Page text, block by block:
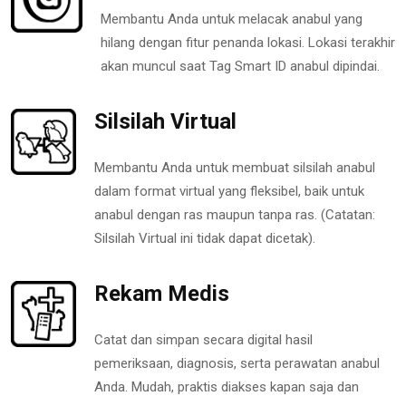
Membantu Anda untuk melacak anabul yang
hilang dengan fitur penanda lokasi. Lokasi terakhir
akan muncul saat Tag Smart ID anabul dipindai.
Silsilah Virtual
Membantu Anda untuk membuat silsilah anabul
dalam format virtual yang fleksibel, baik untuk
anabul dengan ras maupun tanpa ras. (Catatan:
Silsilah Virtual ini tidak dapat dicetak).
Rekam Medis
Catat dan simpan secara digital hasil
pemeriksaan, diagnosis, serta perawatan anabul
Anda. Mudah, praktis diakses kapan saja dan